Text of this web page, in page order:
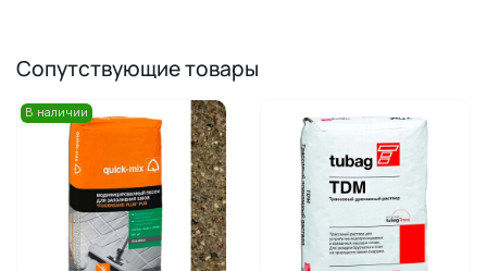
Сопутствующие товары
В наличии